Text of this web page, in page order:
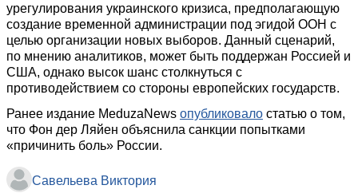
урегулирования украинского кризиса, предполагающую
создание временной администрации под эгидой ООН с
целью организации новых выборов. Данный сценарий,
по мнению аналитиков, может быть поддержан Россией и
США, однако высок шанс столкнуться с
противодействием со стороны европейских государств.
Ранее издание MeduzaNews опубликовало статью о том,
что Фон дер Ляйен объяснила санкции попытками
«причинить боль» России.
Савельева Виктория